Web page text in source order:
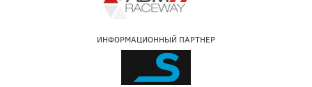
ИНФОРМАЦИОННЫЙ ПАРТНЕР